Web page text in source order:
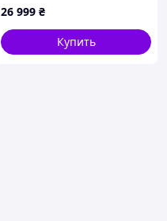
26 999 ₴
Купить